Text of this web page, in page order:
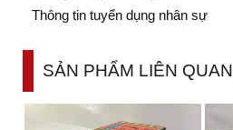
Thông tin tuyển dụng nhân sự
SẢN PHẨM LIÊN QUAN